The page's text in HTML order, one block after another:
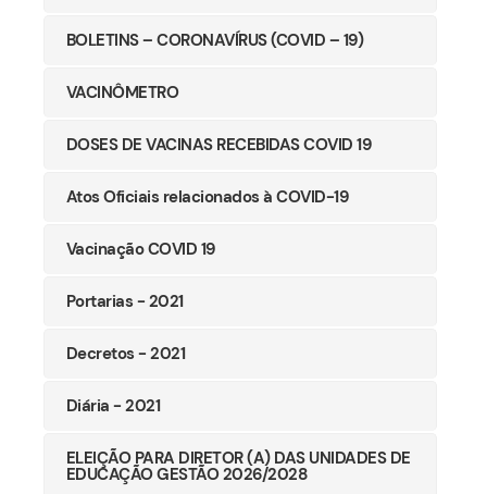
BOLETINS – CORONAVÍRUS (COVID – 19)
VACINÔMETRO
DOSES DE VACINAS RECEBIDAS COVID 19
Atos Oficiais relacionados à COVID-19
Vacinação COVID 19
Portarias - 2021
Decretos - 2021
Diária - 2021
ELEIÇÃO PARA DIRETOR (A) DAS UNIDADES DE
EDUCAÇÃO GESTÃO 2026/2028